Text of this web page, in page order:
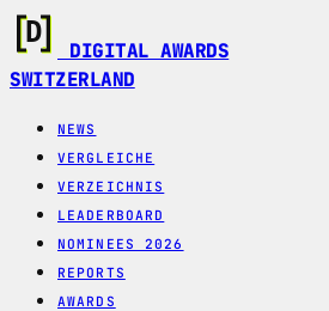
DIGITAL AWARDS
SWITZERLAND
NEWS
VERGLEICHE
VERZEICHNIS
LEADERBOARD
NOMINEES 2026
REPORTS
AWARDS